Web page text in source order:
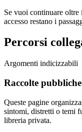
Se vuoi continuare
accesso restano i
Percorsi
Argomenti indicizzabili
Raccolte
Queste pagine
sintomi, distretti o temi
libreria privata.